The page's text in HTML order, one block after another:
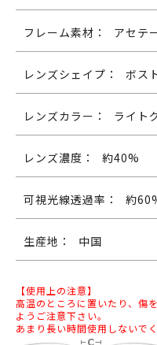
フレーム素材： アセテ
レンズシェイプ： ボス
レンズカラー： ライト
レンズ濃度： 約40%
可視光線透過率： 約
生産地： 中国
【使用上の注意】
高温のところに置いたり、傷
ようご注意下さい。
あまり長い時間使用しないでく